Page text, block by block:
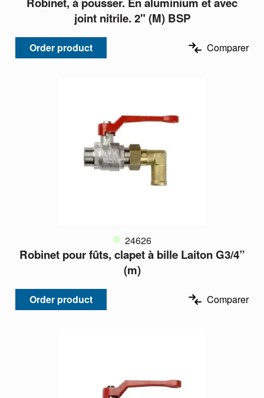
joint nitrile. 2" (M) BSP
Order product Comparer
24626
Robinet pour fûts, clapet à bille Laiton G3/4”
(m)
Order product Comparer